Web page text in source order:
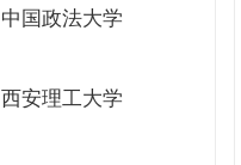
中国政法大学
西安理工大学